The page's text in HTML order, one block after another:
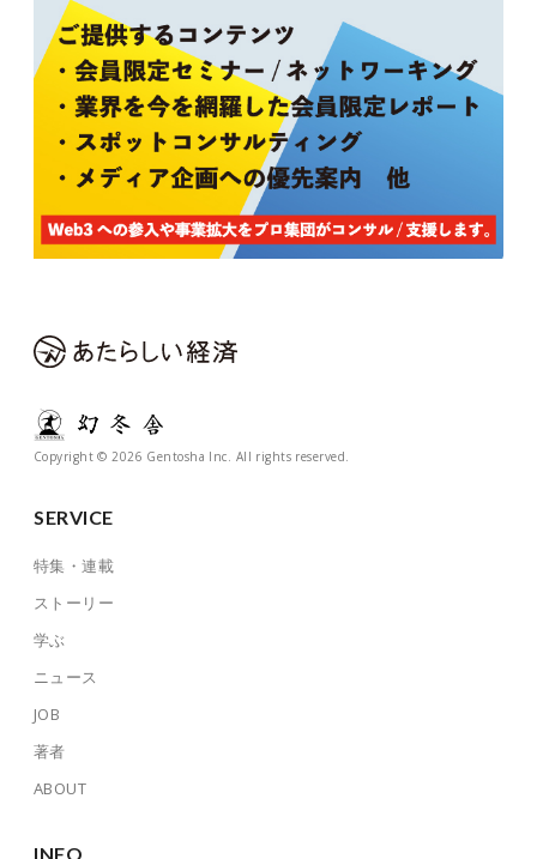
Copyright © 2026 Gentosha Inc. All rights reserved.
SERVICE
特集・連載
ストーリー
学ぶ
ニュース
JOB
著者
ABOUT
INFO